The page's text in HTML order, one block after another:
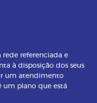
rede referenciada e
à disposição dos seus
um atendimento
um plano que está